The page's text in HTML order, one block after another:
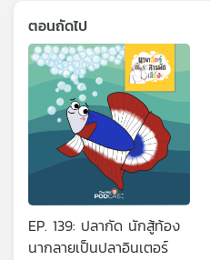
ตอนถัดไป
EP. 139: ปลากัด นักสู้ท้อง
นากลายเป็นปลาอินเตอร์